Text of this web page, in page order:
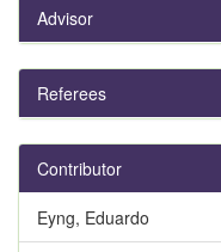
Advisor
Referees
Contributor
Eyng, Eduardo